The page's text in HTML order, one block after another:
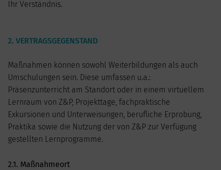
Ihr Verständnis.
2. VERTRAGSGEGENSTAND
Maßnahmen können sowohl Weiterbildungen als auch
Umschulungen sein. Diese umfassen u.a.:
Präsenzunterricht am Standort oder in einem virtuellem
Lernraum von Z&P, Projekttage, fachpraktische
Exkursionen und Unterweisungen, berufliche Erprobung,
Praktika sowie die Nutzung der von Z&P zur Verfügung
gestellten Lernprogramme.
2.1. Maßnahmeort